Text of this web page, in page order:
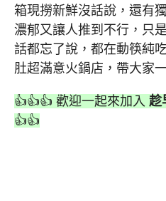
箱現撈新鮮沒話說，還有
濃郁又讓人推到不行，只
話都忘了說，都在動筷純
肚超滿意火鍋店，帶大家
👍👍👍 歡迎一起來加入 趁
👍👍